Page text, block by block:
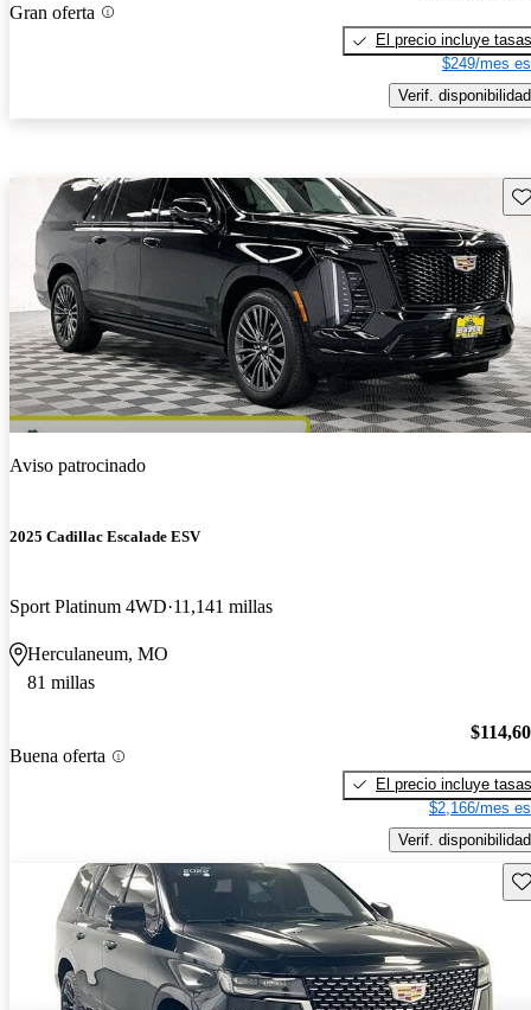
Gran oferta
El precio incluye tasas
$249/mes
Verif. disponibilidad
Aviso patrocinado
2025 Cadillac Escalade ESV
Sport Platinum 4WD 11,141 millas
Herculaneum, MO
81 millas
Buena oferta
El precio incluye tasas
$2,166/mes
Verif. disponibilidad